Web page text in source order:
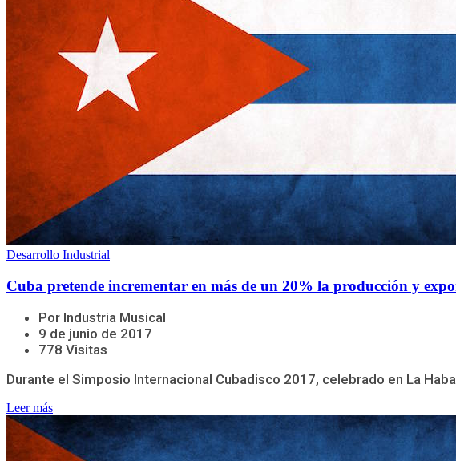
Desarrollo Industrial
Cuba pretende incrementar en más de un 20% la producción y
Por Industria Musical
9 de junio de 2017
778 Visitas
Durante el Simposio Internacional Cubadisco 2017, celebrado en La
Leer más